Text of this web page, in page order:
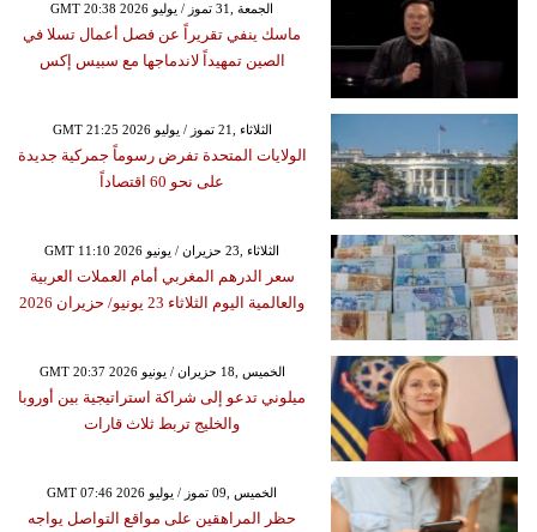
GMT 20:38 2026 الجمعة ,31 تموز / يوليو
ماسك ينفي تقريراً عن فصل أعمال تسلا في
الصين تمهيداً لاندماجها مع سبيس إكس
GMT 21:25 2026 الثلاثاء ,21 تموز / يوليو
الولايات المتحدة تفرض رسوماً جمركية جديدة
على نحو 60 اقتصاداً
GMT 11:10 2026 الثلاثاء ,23 حزيران / يونيو
سعر الدرهم المغربي أمام العملات العربية
والعالمية اليوم الثلاثاء 23 يونيو/ حزيران 2026
GMT 20:37 2026 الخميس ,18 حزيران / يونيو
ميلوني تدعو إلى شراكة استراتيجية بين أوروبا
والخليج تربط ثلاث قارات
GMT 07:46 2026 الخميس ,09 تموز / يوليو
حظر المراهقين على مواقع التواصل يواجه